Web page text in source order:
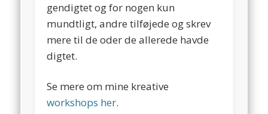
gendigtet og for nogen kun
mundtligt, andre tilføjede og skrev
mere til de oder de allerede havde
digtet.
Se mere om mine kreative
workshops her.